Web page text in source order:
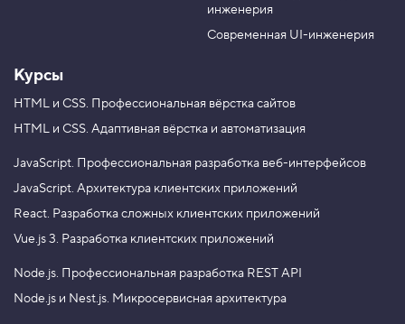
a
m
инженерия
Современная UI-инженерия
Курсы
HTML и CSS. Профессиональная вёрстка сайтов
HTML и CSS. Адаптивная вёрстка и автоматизация
JavaScript. Профессиональная разработка веб-интерфейсов
JavaScript. Архитектура клиентских приложений
React. Разработка сложных клиентских приложений
Vue.js 3. Разработка клиентских приложений
Node.js. Профессиональная разработка REST API
Node.js и Nest.js. Микросервисная архитектура